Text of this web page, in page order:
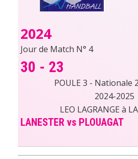
2024
Jour de Match N° 4
30 - 23
POULE 3 - Nationale
2024-2025
LEO LAGRANGE à
LANESTER vs PLOUAGAT